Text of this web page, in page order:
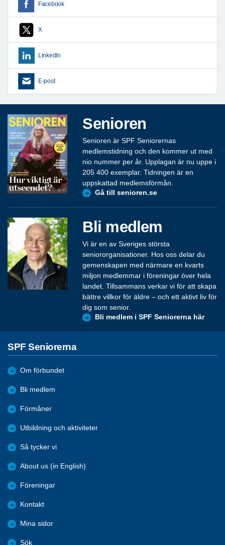
Facebook
X
LinkedIn
E-post
Senioren
Senioren är SPF Seniorernas
medlemstidning och den kommer ut med
nio nummer per år. Upplagan är nu uppe i
205 400 exemplar. Tidningen är en
uppskattad medlemsförmån.
Gå till senioren.se
Bli medlem
Vi är en av Sveriges största
seniororganisationer. Hos oss delar du
gemenskapen med närmare en kvarts
miljon medlemmar i föreningar över hela
landet. Tillsammans verkar vi för att skapa
bättre villkor för äldre – och ett aktivt liv för
dig som senior.
Bli medlem i SPF Seniorerna här
SPF Seniorerna
Om förbundet
Bli medlem
Förmåner
Utbildning och aktiviteter
Så tycker vi
About us (in English)
Föreningar
Kontakt
Mina sidor
Sök